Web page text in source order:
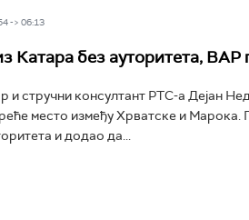
-> 06:13
Катара без ауторитета, ВАР
и стручни консултант РТС-а Дејан
место између Хрватске и Марока.
и додао да...